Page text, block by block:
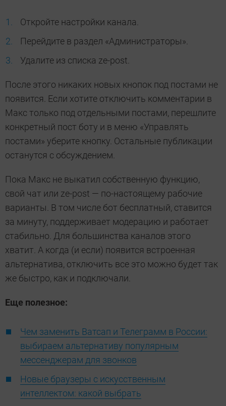
Откройте настройки канала.
Перейдите в раздел «Администраторы».
Удалите из списка ze-post.
После этого никаких новых кнопок под постами не
появится. Если хотите отключить комментарии в
Макс только под отдельными постами, перешлите
конкретный пост боту и в меню «Управлять
постами» уберите кнопку. Остальные публикации
останутся с обсуждением.
Пока Макс не выкатил собственную функцию,
свой чат или ze-post — по-настоящему рабочие
варианты. В том числе бот бесплатный, ставится
за минуту, поддерживает модерацию и работает
стабильно. Для большинства каналов этого
хватит. А когда (и если) появится встроенная
альтернатива, отключить все это можно будет так
же быстро, как и подключали.
Еще полезное:
Чем заменить Ватсап и Телеграмм в России:
выбираем альтернативу популярным
мессенджерам для звонков
Новые браузеры с искусственным
интеллектом: какой выбрать